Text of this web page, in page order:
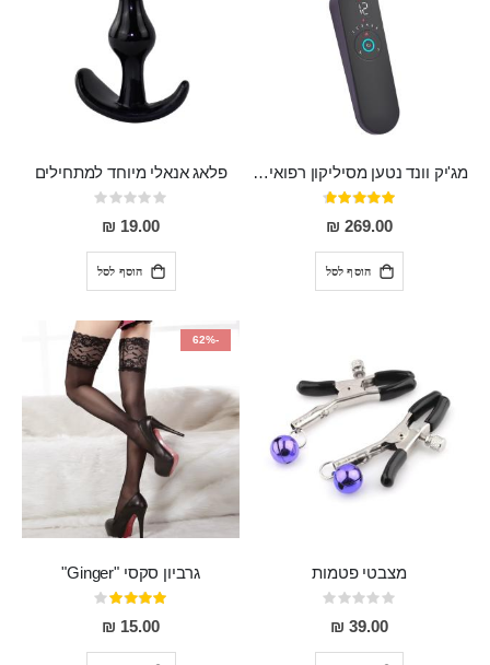
מג'יק וונד נטען מסיליקון רפואי חזק בעל 12 מצבי רטט ו6 מהירויות שונות ROMI
דירוג:
93%
269.00 ₪
הוסף לסל
פלאג אנאלי מיוחד למתחילים
Rating:
0%
19.00 ₪
הוסף לסל
מצבטי פטמות
Rating:
0%
39.00 ₪
-62%
גרביון סקסי "Ginger"
דירוג:
80%
15.00 ₪